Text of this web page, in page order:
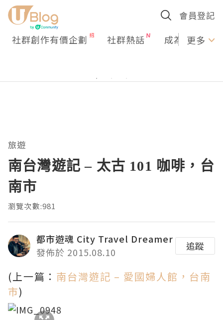
會員登記
社群創作有價企劃 社群熱話 成為U更多
旅遊
南台灣遊記 – 太古 101 咖啡，台
南市
瀏覽次數:981
都市遊魂 City Travel Dreamer
發佈於 2015.08.10
追蹤
(上一篇： 南台灣遊記 – 愛國婦人館，台南
市)